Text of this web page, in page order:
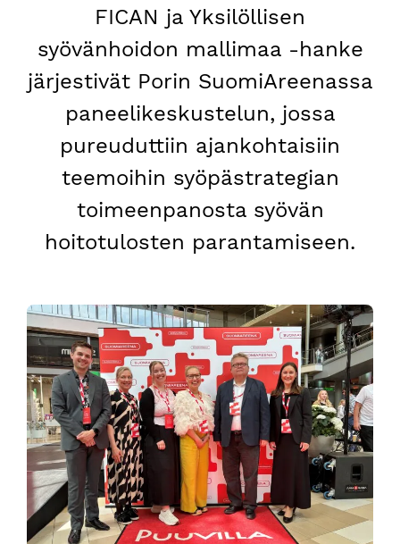
FICAN ja Yksilöllisen
syövänhoidon mallimaa -hanke
järjestivät Porin SuomiAreenassa
paneelikeskustelun, jossa
pureuduttiin ajankohtaisiin
teemoihin syöpästrategian
toimeenpanosta syövän
hoitotulosten parantamiseen.